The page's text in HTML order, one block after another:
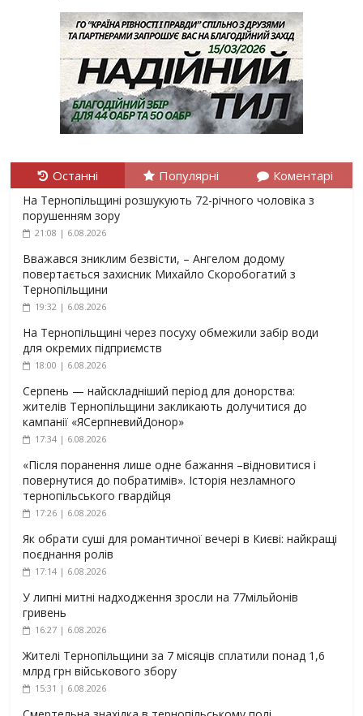
Останні Популярні Коментарі
На Тернопільщині розшукують 72-річного чоловіка з
порушенням зору
21:08 | 6.08.2026
Вважався зниклим безвісти, – Ангелом додому
повертається захисник Михайло Скоробогатий з
Тернопільщини
19:32 | 6.08.2026
На Тернопільщині через посуху обмежили забір води
для окремих підприємств
18:00 | 6.08.2026
Серпень — найскладніший період для донорства:
жителів Тернопільщини закликають долучитися до
кампанії «ЯСерпневийДонор»
17:34 | 6.08.2026
«Після поранення лише одне бажання –відновитися і
повернутися до побратимів». Історія незламного
тернопільського гвардійця
17:26 | 6.08.2026
Як обрати суші для романтичної вечері в Києві: найкращі
поєднання ролів
17:14 | 6.08.2026
У липні митні надходження зросли на 77мільйонів
гривень
16:27 | 6.08.2026
Жителі Тернопільщини за 7 місяців сплатили понад 1,6
млрд грн військового збору
15:31 | 6.08.2026